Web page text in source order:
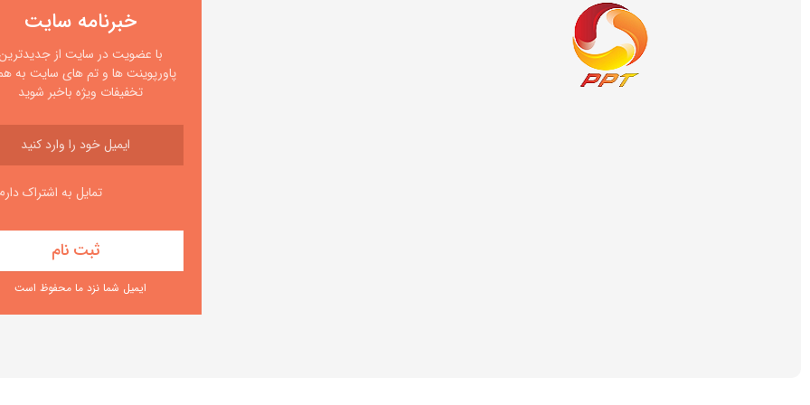
خبرنامه سایت
با عضویت در سایت از
پاورپوینت ها و تم های سایت به
تخفیفات ویژه باخبر شوید
تمایل به اشتراک
ایمیل شما نزد ما محفوظ است